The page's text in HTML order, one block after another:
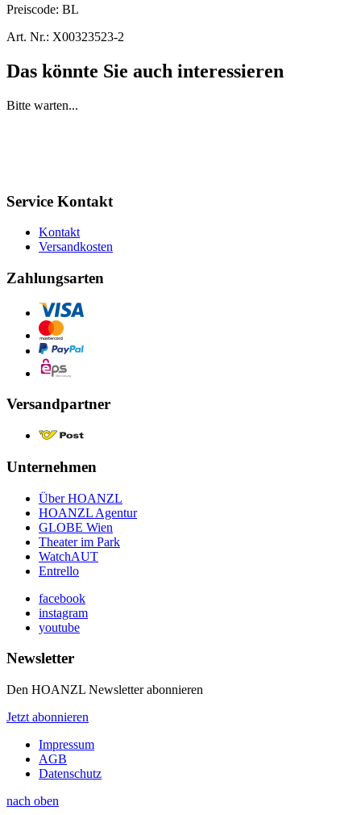
Preiscode: BL
Art. Nr.: X00323523-2
Das könnte Sie auch interessieren
Bitte warten...
Service Kontakt
Kontakt
Versandkosten
Zahlungsarten
Versandpartner
Unternehmen
Über HOANZL
HOANZL Agentur
GLOBE Wien
Theater im Park
WatchAUT
Entrello
facebook
instagram
youtube
Newsletter
Den HOANZL Newsletter abonnieren
Jetzt abonnieren
Impressum
AGB
Datenschutz
nach oben